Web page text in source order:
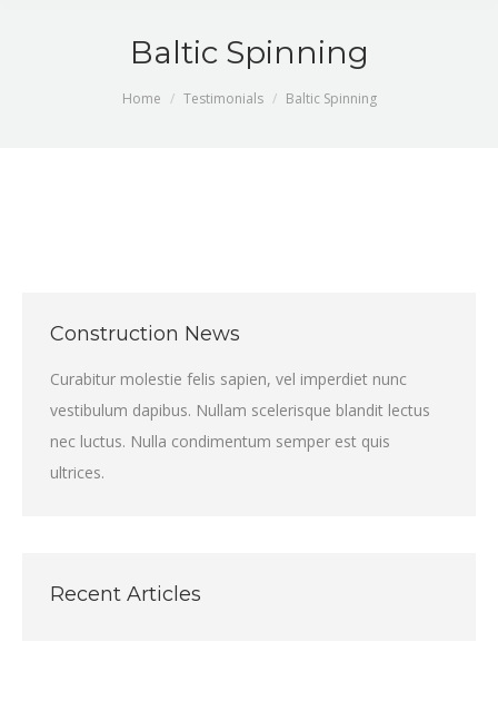
Baltic Spinning
Home Testimonials Baltic Spinning
Construction News
Curabitur molestie felis sapien, vel imperdiet nunc
vestibulum dapibus. Nullam scelerisque blandit lectus
nec luctus. Nulla condimentum semper est quis
ultrices.
Recent Articles